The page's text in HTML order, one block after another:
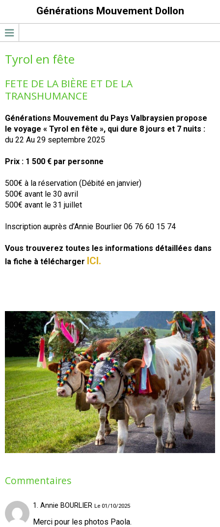
Générations Mouvement Dollon
Tyrol en fête
FETE DE LA BIÈRE ET DE LA
TRANSHUMANCE
Générations Mouvement du Pays Valbraysien propose
le voyage « Tyrol en fête », qui dure 8 jours et 7 nuits :
du 22 Au 29 septembre 2025
Prix : 1 500 € par personne
500€ à la réservation (Débité en janvier)
500€ avant le 30 avril
500€ avant le 31 juillet
Inscription auprès d’Annie Bourlier 06 76 60 15 74
Vous trouverez toutes les informations détaillées dans
la fiche à télécharger ICI.
Commentaires
1. Annie BOURLIER Le 01/10/2025
Merci pour les photos Paola.